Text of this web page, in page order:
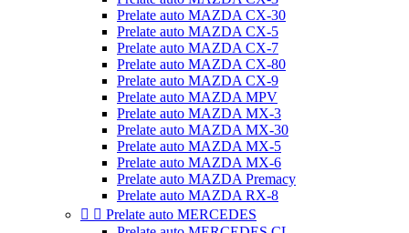
Prelate auto MAZDA CX-30
Prelate auto MAZDA CX-5
Prelate auto MAZDA CX-7
Prelate auto MAZDA CX-80
Prelate auto MAZDA CX-9
Prelate auto MAZDA MPV
Prelate auto MAZDA MX-3
Prelate auto MAZDA MX-30
Prelate auto MAZDA MX-5
Prelate auto MAZDA MX-6
Prelate auto MAZDA Premacy
Prelate auto MAZDA RX-8
  Prelate auto MERCEDES